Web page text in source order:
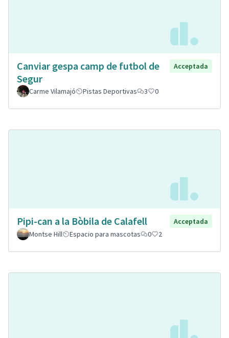
Canviar gespa camp de futbol de
Segur
Acceptada
Carme Vilamajó Pistas Deportivas 3 0
Pipi-can a la Bòbila de Calafell
Acceptada
Montse Hill
Espacio para mascotas 0 2